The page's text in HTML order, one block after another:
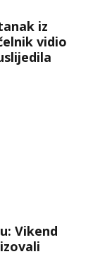
iz
vidio
Vikend